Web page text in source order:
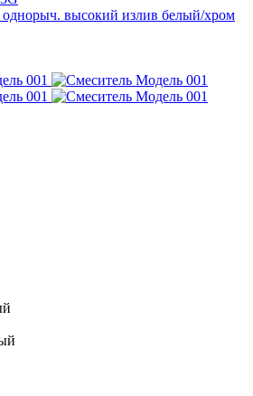
высокий излив белый/хром